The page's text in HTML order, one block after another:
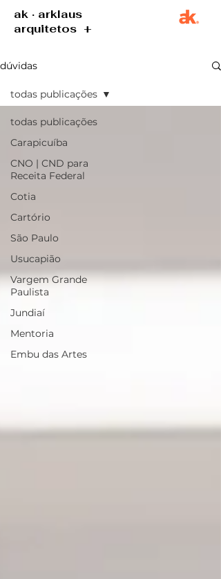
ak · arklaus
arquitetos +
dúvidas
todas publicações
Carapicuíba
CNO | CND para
Receita Federal
Cotia
Cartório
São Paulo
Usucapião
Vargem Grande
Paulista
Jundiaí
Mentoria
Embu das Artes
todas publicações